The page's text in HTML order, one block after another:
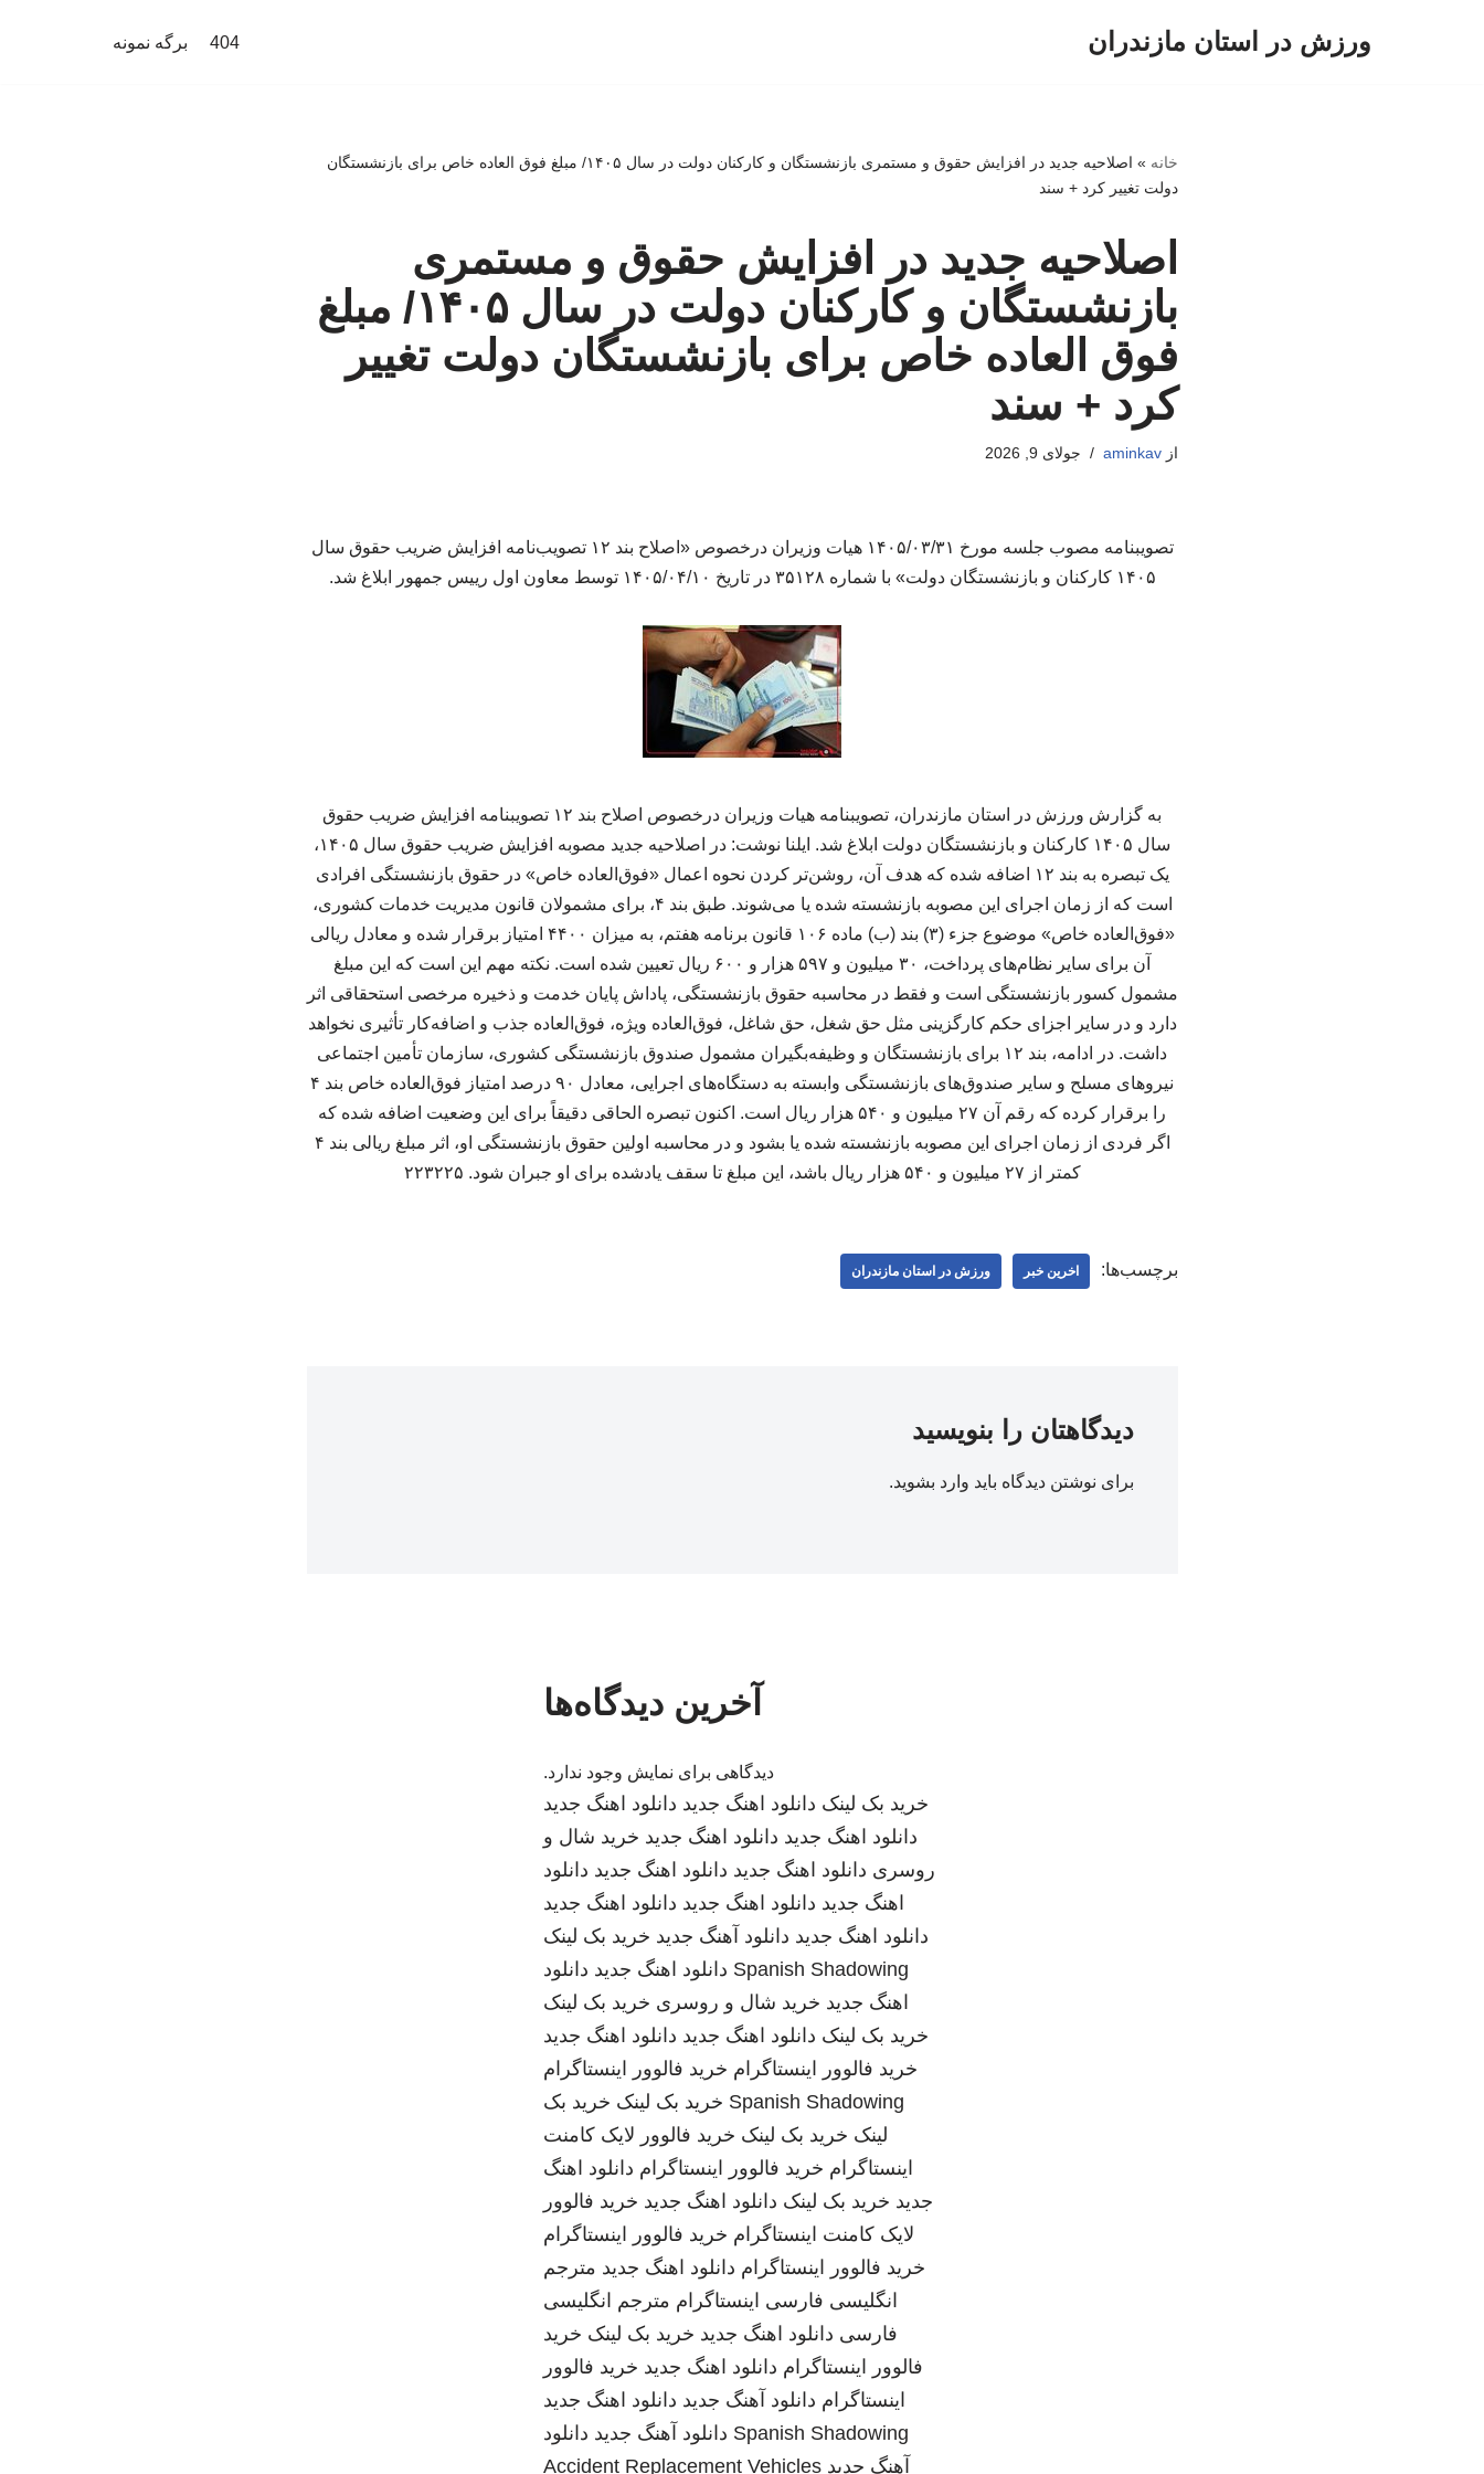
ورزش در استان مازندران 404 برگه نمونه
خانه »
اصلاحیه جدید در افزایش حقوق و مستمری بازنشستگان و کارکنان دولت در سال ۱۴۰۵/ مبلغ فوق العاده خاص برای بازنشستگان
دولت تغییر کرد + سند
اصلاحیه جدید در افزایش حقوق و مستمری
بازنشستگان و کارکنان دولت در سال ۱۴۰۵/ مبلغ
فوق العاده خاص برای بازنشستگان دولت تغییر
کرد + سند
ازaminkav جولای 9, 2026
تصویبنامه مصوب جلسه مورخ ۱۴۰۵/۰۳/۳۱ هیات وزیران درخصوص «اصلاح بند ۱۲ تصویب‌نامه افزایش ضریب حقوق سال
۱۴۰۵ کارکنان و بازنشستگان دولت» با شماره ۳۵۱۲۸ در تاریخ ۱۴۰۵/۰۴/۱۰ توسط معاون اول رییس جمهور ابلاغ شد.
به گزارش ورزش در استان مازندران، تصویبنامه هیات وزیران درخصوص اصلاح بند ۱۲ تصویبنامه افزایش ضریب حقوق
سال ۱۴۰۵ کارکنان و بازنشستگان دولت ابلاغ شد. ایلنا نوشت: در اصلاحیه جدید مصوبه افزایش ضریب حقوق سال ۱۴۰۵،
یک تبصره به بند ۱۲ اضافه شده که هدف آن، روشن‌تر کردن نحوه اعمال «فوق‌العاده خاص» در حقوق بازنشستگی افرادی
است که از زمان اجرای این مصوبه بازنشسته شده یا می‌شوند. طبق بند ۴، برای مشمولان قانون مدیریت خدمات کشوری،
«فوق‌العاده خاص» موضوع جزء (۳) بند (ب) ماده ۱۰۶ قانون برنامه هفتم، به میزان ۴۴۰۰ امتیاز برقرار شده و معادل ریالی
آن برای سایر نظام‌های پرداخت، ۳۰ میلیون و ۵۹۷ هزار و ۶۰۰ ریال تعیین شده است. نکته مهم این است که این مبلغ
مشمول کسور بازنشستگی است و فقط در محاسبه حقوق بازنشستگی، پاداش پایان خدمت و ذخیره مرخصی استحقاقی اثر
دارد و در سایر اجزای حکم کارگزینی مثل حق شغل، حق شاغل، فوق‌العاده ویژه، فوق‌العاده جذب و اضافه‌کار تأثیری نخواهد
داشت. در ادامه، بند ۱۲ برای بازنشستگان و وظیفه‌بگیران مشمول صندوق بازنشستگی کشوری، سازمان تأمین اجتماعی
نیروهای مسلح و سایر صندوق‌های بازنشستگی وابسته به دستگاه‌های اجرایی، معادل ۹۰ درصد امتیاز فوق‌العاده خاص بند ۴
را برقرار کرده که رقم آن ۲۷ میلیون و ۵۴۰ هزار ریال است. اکنون تبصره الحاقی دقیقاً برای این وضعیت اضافه شده که
اگر فردی از زمان اجرای این مصوبه بازنشسته شده یا بشود و در محاسبه اولین حقوق بازنشستگی او، اثر مبلغ ریالی بند ۴
کمتر از ۲۷ میلیون و ۵۴۰ هزار ریال باشد، این مبلغ تا سقف یادشده برای او جبران شود. ۲۲۳۲۲۵
برچسب‌ها: اخرین خبر ورزش در استان مازندران
دیدگاهتان را بنویسید
برای نوشتن دیدگاه باید وارد بشوید.
آخرین دیدگاه‌ها
دیدگاهی برای نمایش وجود ندارد.
خرید بک لینک دانلود اهنگ جدید دانلود اهنگ جدید
دانلود اهنگ جدید دانلود اهنگ جدید خرید شال و
روسری دانلود اهنگ جدید دانلود اهنگ جدید دانلود
اهنگ جدید دانلود اهنگ جدید دانلود اهنگ جدید
دانلود اهنگ جدید دانلود آهنگ جدید خرید بک لینک
Spanish Shadowing دانلود اهنگ جدید دانلود
اهنگ جدید خرید شال و روسری خرید بک لینک
خرید بک لینک دانلود اهنگ جدید دانلود اهنگ جدید
خرید فالوور اینستاگرام خرید فالوور اینستاگرام
Spanish Shadowing خرید بک لینک خرید بک
لینک خرید بک لینک خرید فالوور لایک کامنت
اینستاگرام خرید فالوور اینستاگرام دانلود اهنگ
جدید خرید بک لینک دانلود اهنگ جدید خرید فالوور
لایک کامنت اینستاگرام خرید فالوور اینستاگرام
خرید فالوور اینستاگرام دانلود اهنگ جدید مترجم
انگلیسی فارسی اینستاگرام مترجم انگلیسی
فارسی دانلود اهنگ جدید خرید بک لینک خرید
فالوور اینستاگرام دانلود اهنگ جدید خرید فالوور
اینستاگرام دانلود آهنگ جدید دانلود اهنگ جدید
Spanish Shadowing دانلود آهنگ جدید دانلود
آهنگ جدید Accident Replacement Vehicles